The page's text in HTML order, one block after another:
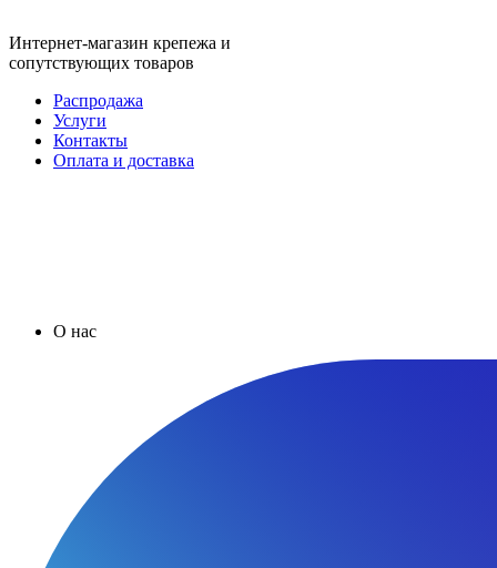
Интернет-магазин крепежа и
сопутствующих товаров
Распродажа
Услуги
Контакты
Оплата и доставка
О нас